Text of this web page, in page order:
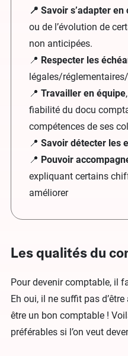
📍 Savoir s’adapter
ou de l’évolution de
non anticipées.
📍 Respecter les
légales/
📍 Travailler en équipe
fiabilité du docu
compétences de ses
📍 Savoir détecter les
📍 Pouvoir
expliquant certains
améliorer
Les qualités du
Pour devenir comptable, il
Eh oui, il ne suffit pas
être un bon comptable !
préférables si l’on veut